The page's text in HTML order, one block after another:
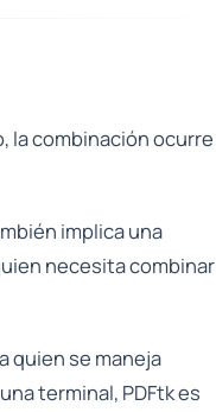
la combinación ocurre
implica una
necesita combinar
quien se maneja
terminal, PDFtk es